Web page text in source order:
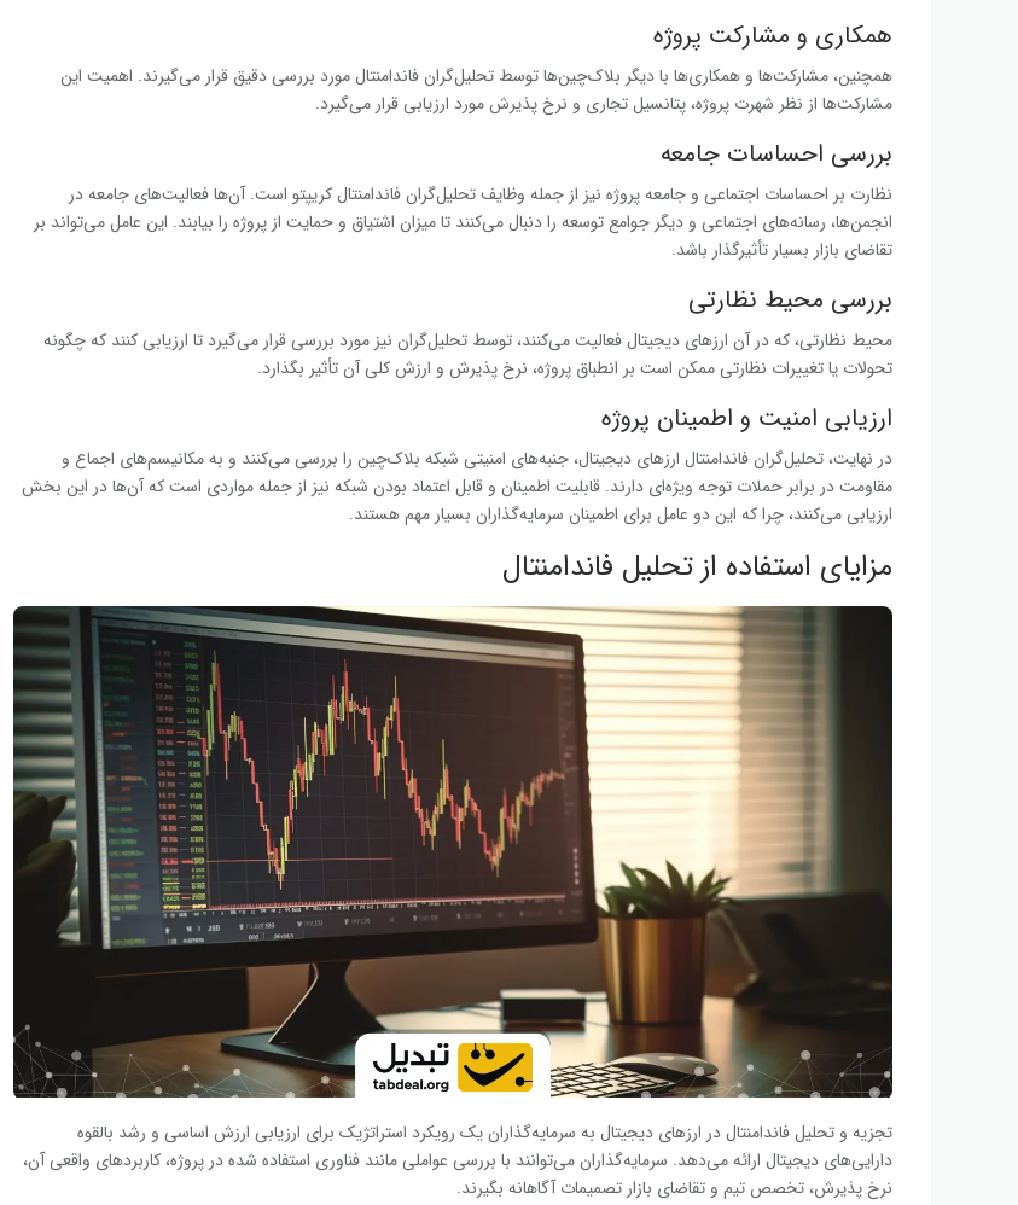
همکاری و مشارکت پروژه
همچنین، مشارکت‌ها و همکاری‌ها با دیگر بلاک‌چین‌ها توسط تحلیل‌گران فاندامنتال مورد بررسی دقیق قرار می‌گیرند. اهمیت این
مشارکت‌ها از نظر شهرت پروژه، پتانسیل تجاری و نرخ پذیرش مورد ارزیابی قرار می‌گیرد.
بررسی احساسات جامعه
نظارت بر احساسات اجتماعی و جامعه‌ پروژه نیز از جمله وظایف تحلیل‌گران فاندامنتال کریپتو است. آن‌ها فعالیت‌های جامعه در
انجمن‌ها، رسانه‌های اجتماعی و دیگر جوامع توسعه را دنبال می‌کنند تا میزان اشتیاق و حمایت از پروژه را بیابند. این عامل می‌تواند بر
تقاضای بازار بسیار تأثیرگذار باشد.
بررسی محیط نظارتی
محیط نظارتی، که در آن ارزهای دیجیتال فعالیت می‌کنند، توسط تحلیل‌گران نیز مورد بررسی قرار می‌گیرد تا ارزیابی کنند که چگونه
تحولات یا تغییرات نظارتی ممکن است بر انطباق پروژه، نرخ پذیرش و ارزش کلی آن تأثیر بگذارد.
ارزیابی امنیت و اطمینان پروژه
در نهایت، تحلیل‌گران فاندامنتال ارزهای دیجیتال، جنبه‌های امنیتی شبکه بلاک‌چین را بررسی می‌کنند و به مکانیسم‌های اجماع و
مقاومت در برابر حملات توجه ویژه‌ای دارند. قابلیت اطمینان و قابل اعتماد بودن شبکه نیز از جمله مواردی است که آن‌ها در این بخش
ارزیابی می‌کنند، چرا که این دو عامل برای اطمینان سرمایه‌گذاران بسیار مهم هستند.
مزایای استفاده از تحلیل فاندامنتال
تجزیه و تحلیل فاندامنتال در ارزهای دیجیتال به سرمایه‌گذاران یک رویکرد استراتژیک برای ارزیابی ارزش اساسی و رشد بالقوه
دارایی‌های دیجیتال ارائه می‌دهد. سرمایه‌گذاران می‌توانند با بررسی عواملی مانند فناوری استفاده شده در پروژه، کاربردهای واقعی آن،
نرخ پذیرش، تخصص تیم و تقاضای بازار تصمیمات آگاهانه بگیرند.